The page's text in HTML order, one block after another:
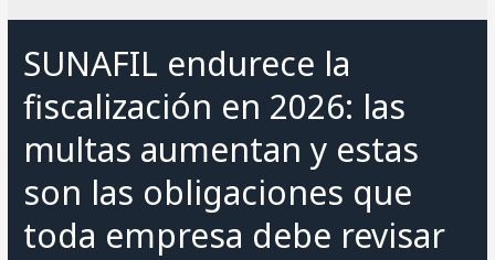
SUNAFIL endurece la
fiscalización en 2026: las
multas aumentan y estas
son las obligaciones que
toda empresa debe revisar